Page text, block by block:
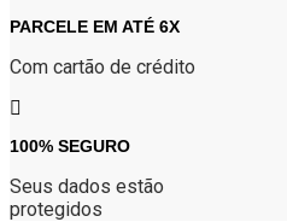
PARCELE EM ATÉ 6X
Com cartão de crédito
100% SEGURO
Seus dados estão
protegidos